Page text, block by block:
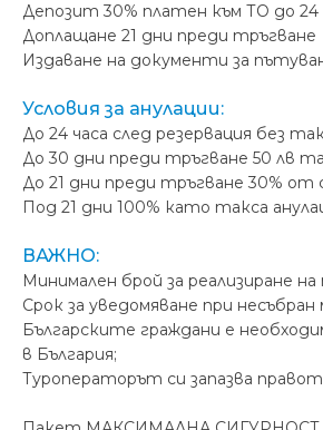
Депозит 30% платен към ТО до 24
Доплащане 21 дни преди тръгване
Издаване на документи за
Условия за анулации:
До 24 часа след резервация без
До 30 дни преди тръгване 50 лв
До 21 дни преди тръгване 30%
Под 21 дни 100% като такса
ВАЖНО:
Минимален брой за реализиране
Срок за уведомяване при несъбран
Българските граждани е
в България;
Туроператорът си запазва